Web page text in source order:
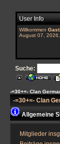
User Info
Willkommen Gast
August 07,
Suche:
-=30+=- Clan
-=30+=- Clan
Allgemeine
Mitglieder